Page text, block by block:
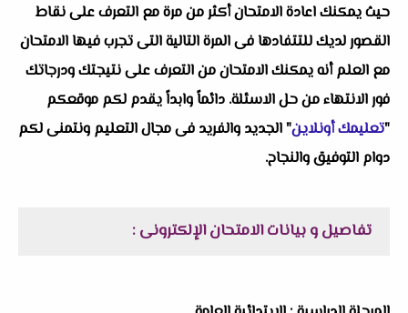
حيث يمكنك اعادة الامتحان أكثر من مرة مع التعرف على نقاط
القصور لديك للتتفادها فى المرة التالية التى تجرب فيها الامتحان
مع العلم أنه يمكنك الامتحان من التعرف على نتيجتك ودرجاتك
فور الانتهاء من حل الاسئلة. دائماً وابداً يقدم لكم موقعكم
"تعليمك أونلاين" الجديد والفريد فى مجال التعليم ونتمنى لكم
دوام التوفيق والنجاح.
تفاصيل و بيانات الامتحان الإلكترونى :